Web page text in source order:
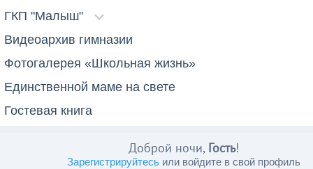
ГКП "Малыш"
Видеоархив гимназии
Фотогалерея «Школьная жизнь»
Единственной маме на свете
Гостевая книга
Доброй ночи, Гость!
Зарегистрируйтесь или войдите в свой профиль